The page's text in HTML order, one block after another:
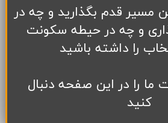
مسیر قدم بگذارید و چه در
و چه در حیطه سکونت
را داشته باشید
ما را در این صفحه دنبال
کنید